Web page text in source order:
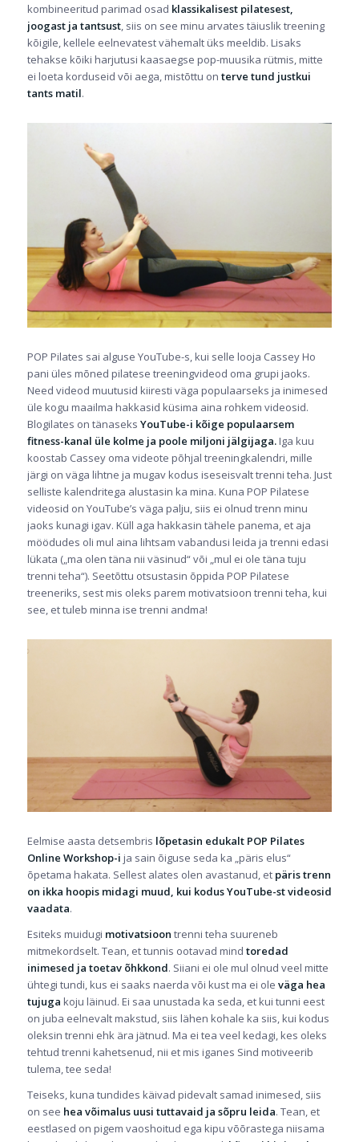
kombineeritud parimad osad klassikalisest pilatesest,
joogast ja tantsust, siis on see minu arvates täiuslik treening
kõigile, kellele eelnevatest vähemalt üks meeldib. Lisaks
tehakse kõiki harjutusi kaasaegse pop-muusika rütmis, mitte
ei loeta korduseid või aega, mistõttu on terve tund justkui
tants matil.
POP Pilates sai alguse YouTube-s, kui selle looja Cassey Ho
pani üles mõned pilatese treeningvideod oma grupi jaoks.
Need videod muutusid kiiresti väga populaarseks ja inimesed
üle kogu maailma hakkasid küsima aina rohkem videosid.
Blogilates on tänaseks YouTube-i kõige populaarsem
fitness-kanal üle kolme ja poole miljoni jälgijaga.Iga kuu
koostab Cassey oma videote põhjal treeningkalendri, mille
järgi on väga lihtne ja mugav kodus iseseisvalt trenni teha. Just
selliste kalendritega alustasin ka mina. Kuna POP Pilatese
videosid on YouTube’s väga palju, siis ei olnud trenn minu
jaoks kunagi igav. Küll aga hakkasin tähele panema, et aja
möödudes oli mul aina lihtsam vabandusi leida ja trenni edasi
lükata („ma olen täna nii väsinud“ või „mul ei ole täna tuju
trenni teha“). Seetõttu otsustasin õppida POP Pilatese
treeneriks, sest mis oleks parem motivatsioon trenni teha, kui
see, et tuleb minna ise trenni andma!
Eelmise aasta detsembris lõpetasin edukalt POP Pilates
Online Workshop-i ja sain õiguse seda ka „päris elus“
õpetama hakata. Sellest alates olen avastanud, et päris trenn
on ikka hoopis midagi muud, kui kodus YouTube-st videosid
vaadata.
Esiteks muidugi motivatsioon trenni teha suureneb
mitmekordselt. Tean, et tunnis ootavad mind toredad
inimesed ja toetav õhkkond. Siiani ei ole mul olnud veel mitte
ühtegi tundi, kus ei saaks naerda või kust ma ei ole väga hea
tujuga koju läinud. Ei saa unustada ka seda, et kui tunni eest
on juba eelnevalt makstud, siis lähen kohale ka siis, kui kodus
oleksin trenni ehk ära jätnud. Ma ei tea veel kedagi, kes oleks
tehtud trenni kahetsenud, nii et mis iganes Sind motiveerib
tulema, tee seda!
Teiseks, kuna tundides käivad pidevalt samad inimesed, siis
on see hea võimalus uusi tuttavaid ja sõpru leida. Tean, et
eestlased on pigem vaoshoitud ega kipu võõrastega niisama